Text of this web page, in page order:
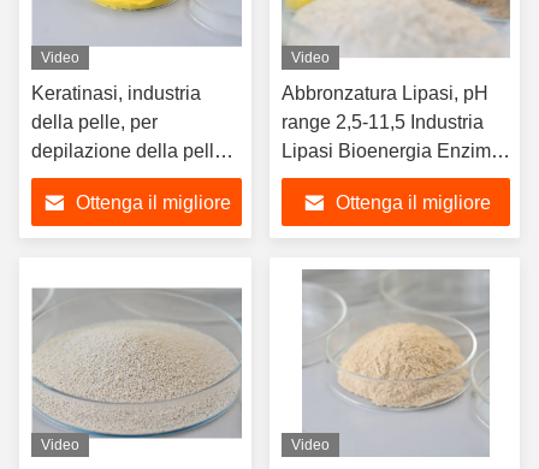
Video
Keratinasi, industria
della pelle, per
depilazione della pelle,
addolcimento, senza
danneggiare il
collagene
Ottenga il migliore
Video
Abbronzatura Lipasi, pH
range 2,5-11,5 Industria
Lipasi Bioenergia Enzima
idrolizzare il grasso nella
pelle Ottenga il migliore
Video Video